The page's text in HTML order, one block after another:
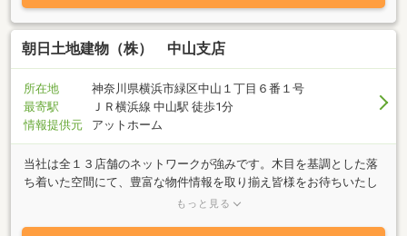
朝日土地建物（株） 中山支店
所在地
神奈川県横浜市緑区中山１丁目６番１号
最寄駅
ＪＲ横浜線 中山駅 徒歩1分
情報提供元
アットホーム
当社は全１３店舗のネットワークが強みです。木目を基調とした落
ち着いた空間にて、豊富な物件情報を取り揃え皆様をお待ちいたし
ております。また、お子様のためのキッズコーナー設置や、お勤め
もっと見る